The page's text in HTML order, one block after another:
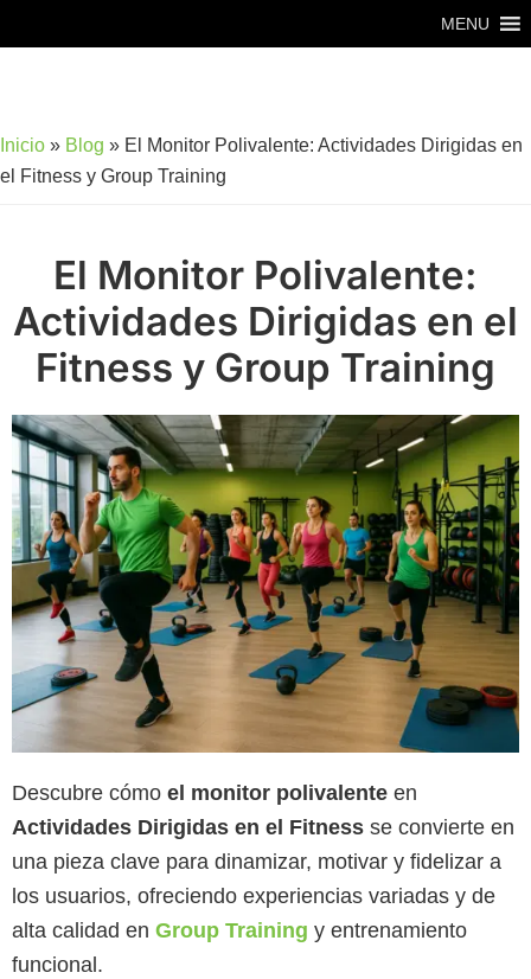
al
al
página
MENU
Inicio » Blog » El Monitor Polivalente: Actividades Dirigidas en
el Fitness y Group Training
El Monitor Polivalente:
Actividades Dirigidas en el
Fitness y Group Training
Descubre cómo el monitor polivalente en
Actividades Dirigidas en el Fitness se convierte en
una pieza clave para dinamizar, motivar y fidelizar a
los usuarios, ofreciendo experiencias variadas y de
alta calidad en Group Training y entrenamiento
funcional.